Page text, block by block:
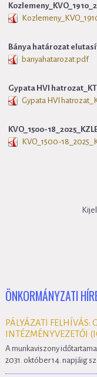
Bánya határozat
banyahatarozat.pdf
Gypata HVI
Gypata HVI
KVO_1500-
KVO_1500-
ÖNKORMÁNYZATI
PÁLYÁZATI FELHÍVÁS:
INTÉZMÉNYVEZETŐI
A munkaviszony
2031. október 14. napjáig